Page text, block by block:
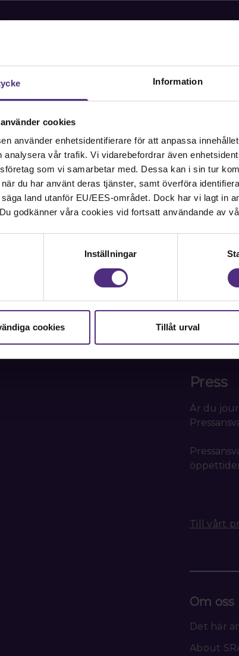
Information
cookies
använder enhetsidentifierare för att anpassa
analysera vår trafik. Vi vidarebefordrar även
som vi samarbetar med. Dessa kan i sin tur
du har använt deras tjänster, samt överföra
land utanför EU/EES-området. Dock har vi lagt in
godkänner våra cookies vid fortsatt användande av
Inställningar
cookies Tillåt urval
i samhällsbärande
Kontakta
fackliga
Kontakta
Kansli
Box 1419
111 84
Besöks-
Org. nr.
Press
Är du
Till vårt
Om oss
Det här
About